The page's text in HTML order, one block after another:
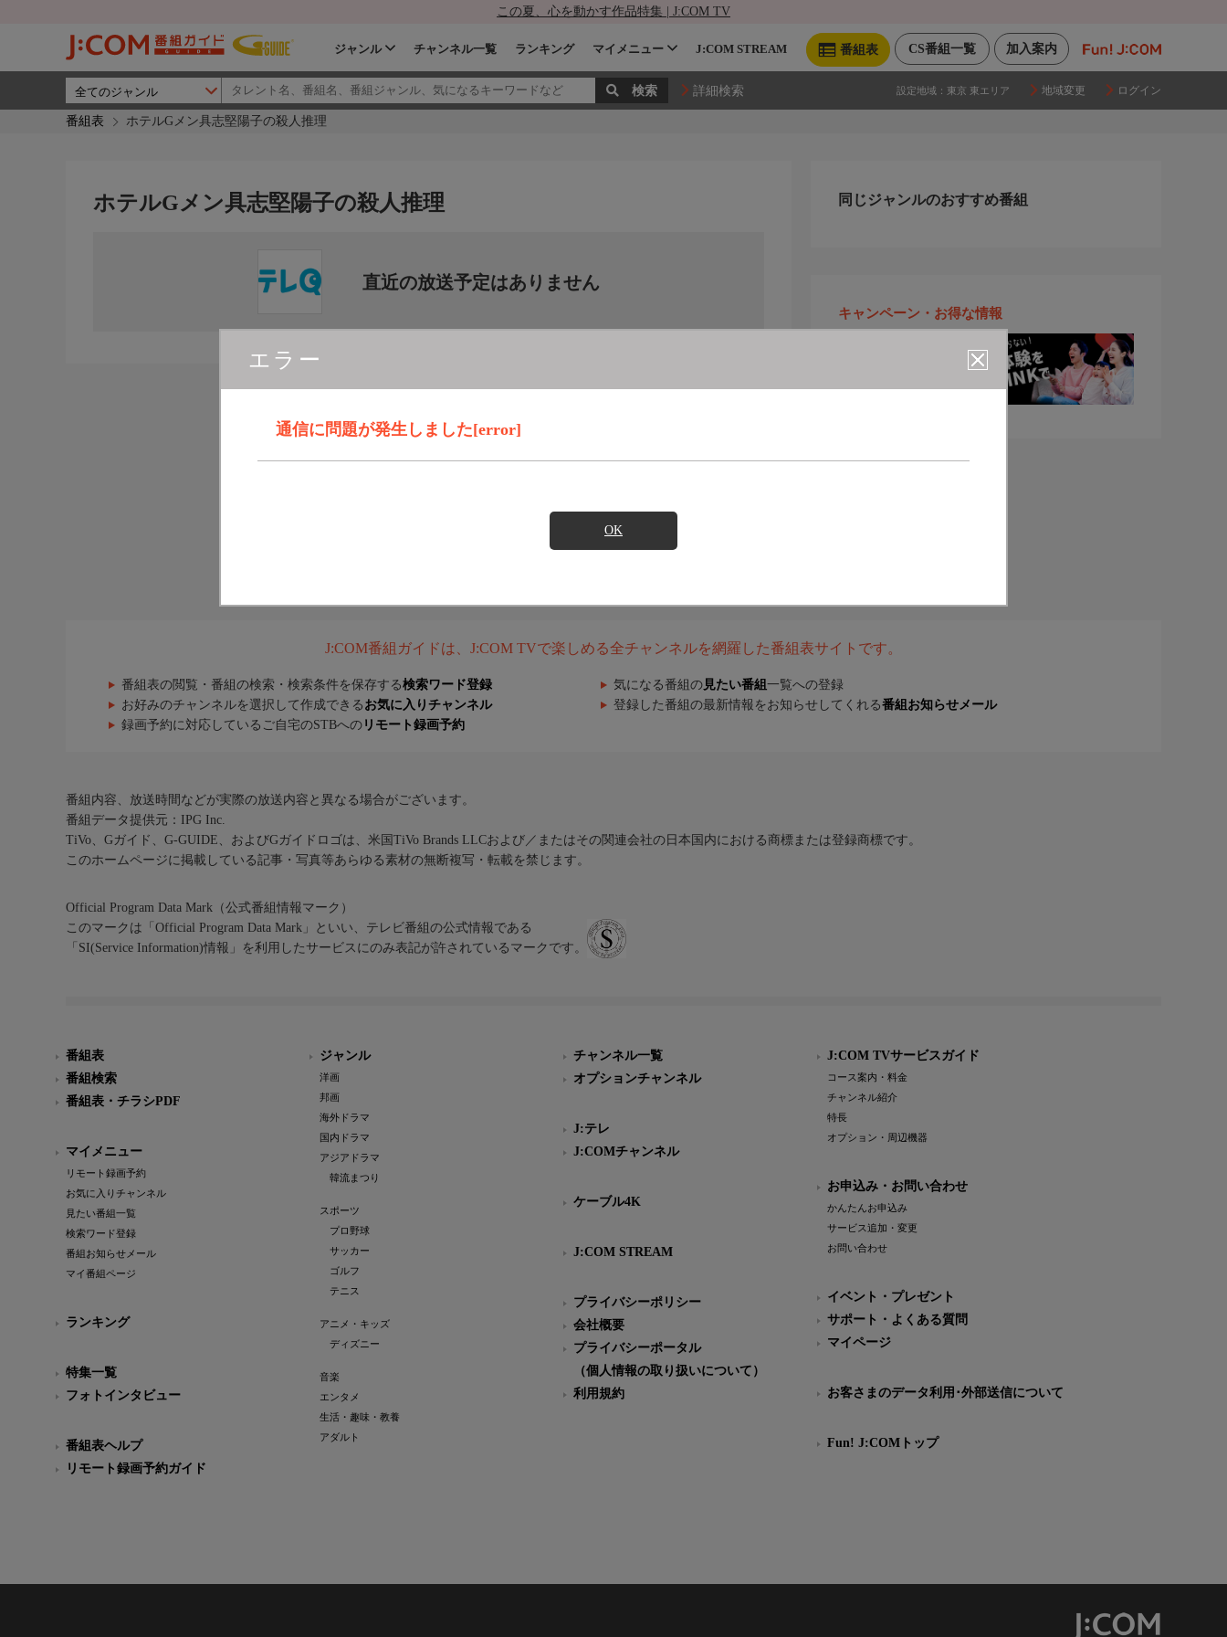
この夏、心を動かす作品特集 | J:COM TV
加入案内
CS番組一覧
番組表
ジャンル チャンネル一覧 ランキング マイメニュー J:COM STREAM
詳細検索 設定地域： 東京 東エリア 地域変更 ログイン
番組表 ホテルGメン具志堅陽子の殺人推理
エラー
通信に問題が発生しました[error]
OK
ホテルGメン具志堅陽子の殺人推理
直近の放送予定はありません
同じジャンルのおすすめ番組
キャンペーン・お得な情報
J:COM番組ガイドは、J:COM TVで楽しめる全チャンネルを網羅した番組表サイトです。
番組表の閲覧・番組の検索・検索条件を保存する検索ワード登録 気になる番組の 見たい番組 一覧への登録
お好みのチャンネルを選択して作成できる お気に入りチャンネル 登録した番組の最新情報をお知らせしてくれる番組お知らせメール
録画予約に対応しているご自宅のSTBへの リモート録画予約
番組内容、放送時間などが実際の放送内容と異なる場合がございます。
番組データ提供元：IPG Inc.
TiVo、Gガイド、G-GUIDE、およびGガイドロゴは、米国TiVo Brands LLCおよび／またはその関連会社の日本国内における商標または登録商標です。
このホームページに掲載している記事・写真等あらゆる素材の無断複写・転載を禁じます。
Official Program Data Mark（公式番組情報マーク）
このマークは「Official Program Data Mark」といい、テレビ番組の公式情報である
「SI(Service Information)情報」を利用したサービスにのみ表記が許されているマークです。
番組表
番組検索
番組表・チラシPDF
マイメニュー
リモート録画予約
お気に入りチャンネル
見たい番組一覧
検索ワード登録
番組お知らせメール
マイ番組ページ
ランキング
特集一覧
フォトインタビュー
番組表ヘルプ
リモート録画予約ガイド
ジャンル
洋画
邦画
海外ドラマ
国内ドラマ
アジアドラマ
韓流まつり
スポーツ
プロ野球
サッカー
ゴルフ
テニス
アニメ・キッズ
ディズニー
音楽
エンタメ
生活・趣味・教養
アダルト
チャンネル一覧
オプションチャンネル
J:テレ
J:COMチャンネル
ケーブル4K
J:COM STREAM
プライバシーポリシー
会社概要
プライバシーポータル
（個人情報の取り扱いについて）
利用規約
J:COM TVサービスガイド
コース案内・料金
チャンネル紹介
特長
オプション・周辺機器
お申込み・お問い合わせ
かんたんお申込み
サービス追加・変更
お問い合わせ
イベント・プレゼント
サポート・よくある質問
マイページ
お客さまのデータ利用･外部送信について
Fun! J:COMトップ